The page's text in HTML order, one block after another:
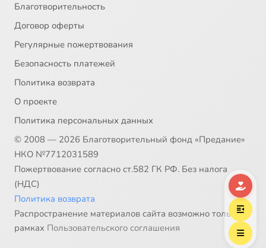
Благотворительность
Договор оферты
Регулярные пожертвования
Безопасность платежей
Политика возврата
О проекте
Политика персональных данных
© 2008 — 2026 Благотворительный фонд «Предание»
НКО №7712031589
Пожертвование согласно ст.582 ГК РФ. Без налога
(НДС)
Политика возврата
Распространение материалов сайта возможно только в
рамках Пользовательского соглашения